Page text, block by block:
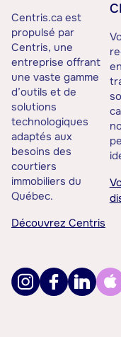
Centris.ca est
propulsé par
Centris, une
entreprise offrant
une vaste gamme
d’outils et de
solutions
technologiques
adaptés aux
besoins des
courtiers
immobiliers du
Québec.
Découvrez Centris